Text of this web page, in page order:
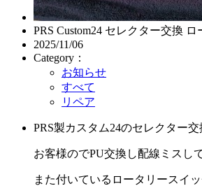
PRS Custom24 セレクター交換
2025/11/06
Category：
お知らせ
すべて
リペア
PRS製カスタム24のセレクター交
お客様のでPU交換し配線ミスし
また付いているロータリースイ